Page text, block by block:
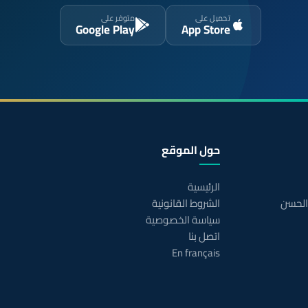
تحميل على
App Store
متوفر على
Google Play
حول الموقع
الرئيسية
الشروط القانونية
سياسة الخصوصية
اتصل بنا
En français